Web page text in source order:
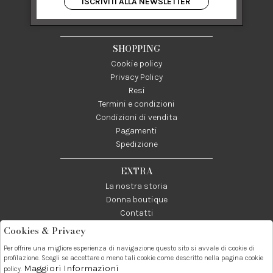
84122 Salerno Italia
P IVA 03024950655
SHOPPING
Cookie policy
Privacy Policy
Resi
Termini e condizioni
Condizioni di vendita
Pagamenti
Spedizione
EXTRA
La nostra storia
Donna boutique
Contatti
Telefono:
089237858
Whatsapp:
3338855601
Contatti:
info@donna1981.it
Cookies & Privacy
Per offrire una migliore esperienza di navigazione questo sito si avvale di cookie di
profilazione. Scegli se accettare o meno tali cookie come descritto nella pagina cookie
policy. Maggiori Informazioni